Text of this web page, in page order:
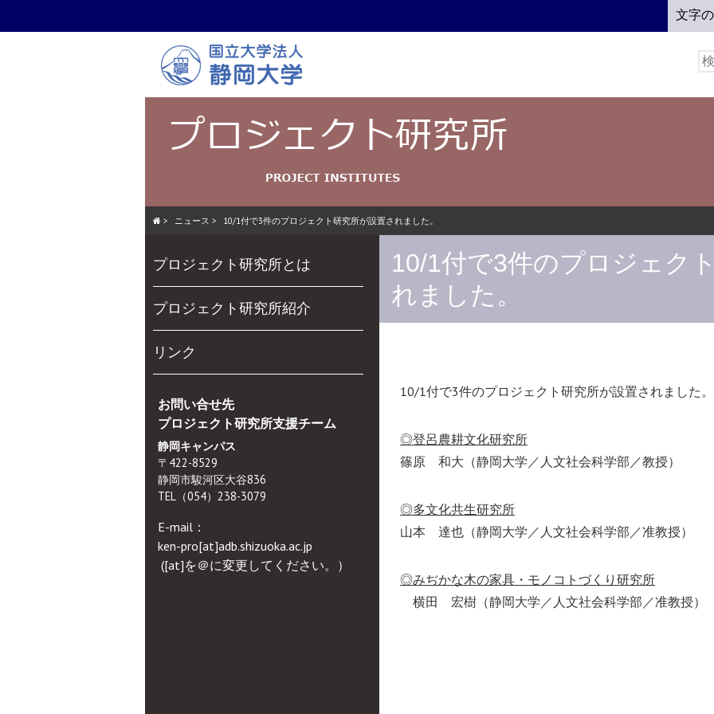
to
文字
検
索:
> ニュース > 10/1付で3件のプロジェクト研究所が設置されました。
to
content
プロジェクト研究所とは
プロジェクト研究所紹介
リンク
お問い合せ先
プロジェクト研究所支援チーム
静岡キャンパス
〒422-8529
静岡市駿河区大谷836
TEL（054）238-3079
E-mail：
ken-pro[at]adb.shizuoka.ac.jp
([at]を＠に変更してください。）
10/1付で3件のプロジェク
れました。
10/1付で3件のプロジェクト研究所が設置されました。
◎登呂農耕文化研究所
篠原 和大（静岡大学／人文社会科学部／教授）
◎多文化共生研究所
山本 達也（静岡大学／人文社会科学部／准教授）
◎みぢかな木の家具・モノコトづくり研究所
横田 宏樹（静岡大学／人文社会科学部／准教授）